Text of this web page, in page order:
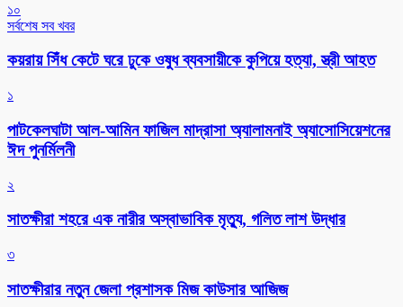
১০
সর্বশেষ সব খবর
কয়রায় সিঁধ কেটে ঘরে ঢুকে ওষুধ ব্যবসায়ীকে কুপিয়ে হত্যা, স্ত্রী আহত
১
পাটকেলঘাটা আল-আমিন ফাজিল মাদ্রাসা অ্যালামনাই অ্যাসোসিয়েশনের
ঈদ পুনর্মিলনী
২
সাতক্ষীরা শহরে এক নারীর অস্বাভাবিক মৃত্যু, গলিত লাশ উদ্ধার
৩
সাতক্ষীরার নতুন জেলা প্রশাসক মিজ কাউসার আজিজ